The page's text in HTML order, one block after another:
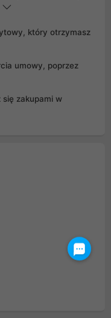
który otrzymasz
umowy, poprzez
się zakupami w